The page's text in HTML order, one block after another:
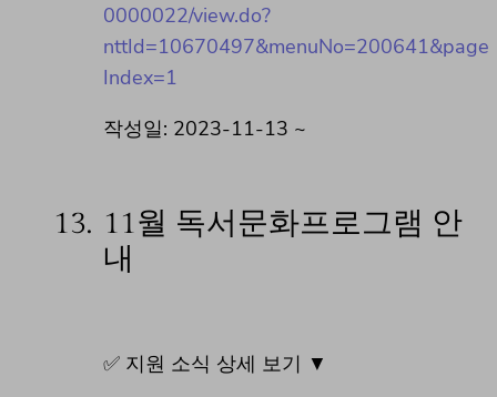
0000022/view.do?
nttId=10670497&menuNo=200641&page
Index=1
작성일: 2023-11-13 ~
13. 11월 독서문화프로그램 안
내
✅ 지원 소식 상세 보기 ▼